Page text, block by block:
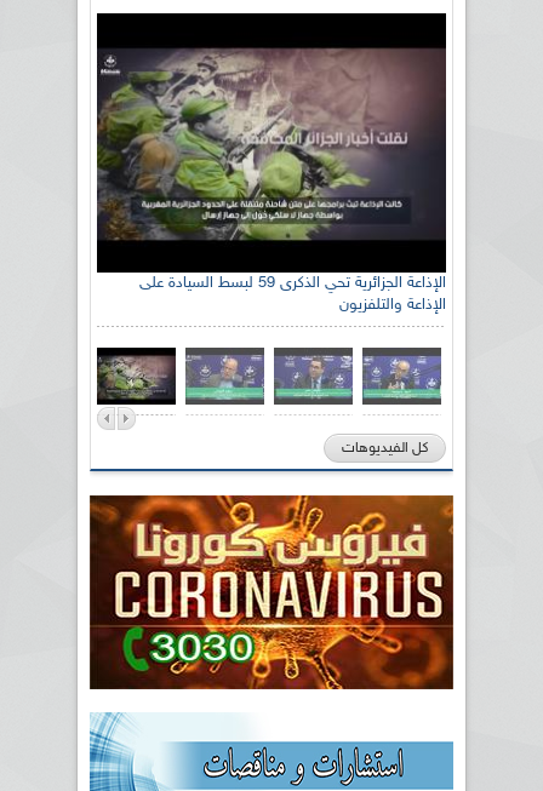
الإذاعة الجزائرية تحي الذكرى 59 لبسط السيادة على
الإذاعة والتلفزيون
كل الفيديوهات